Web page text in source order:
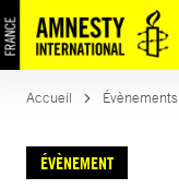
Accueil Évènements
ÉVÈNEMENT